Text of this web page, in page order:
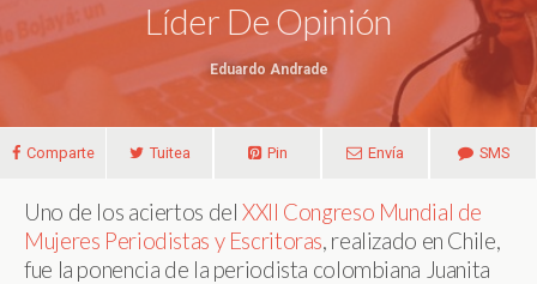
Líder De Opinión
Eduardo Andrade
Comparte Tuitea Pin Envía SMS
Uno de los aciertos delXXII Congreso Mundial de
Mujeres Periodistas y Escritoras, realizado en Chile,
fue la ponencia de la periodista colombiana Juanita